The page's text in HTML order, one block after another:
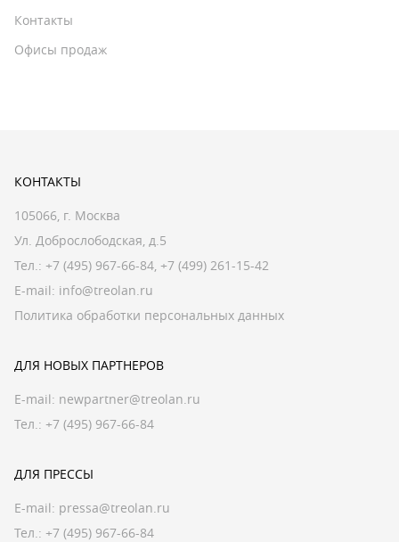
Контакты
Офисы продаж
КОНТАКТЫ
105066, г. Москва
Ул. Доброслободская, д.5
Тел.: +7 (495) 967-66-84, +7 (499) 261-15-42
E-mail: info@treolan.ru
Политика обработки персональных данных
ДЛЯ НОВЫХ ПАРТНЕРОВ
E-mail: newpartner@treolan.ru
Тел.: +7 (495) 967-66-84
ДЛЯ ПРЕССЫ
E-mail: pressa@treolan.ru
Тел.: +7 (495) 967-66-84